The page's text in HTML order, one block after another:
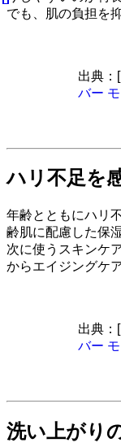
でも、肌の負担を
出典：
バー
ハリ不足を
年齢とともにハリ
齢肌に配慮した保
次に使うスキンケ
からエイジングケ
出典：
バー
洗い上がり